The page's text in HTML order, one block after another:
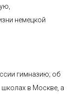
немецкой
гимназию; об
в Москве, а